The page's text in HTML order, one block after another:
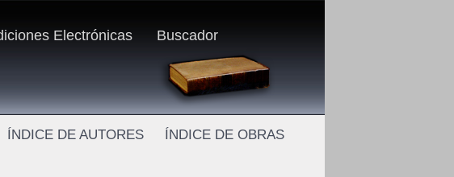
Electrónicas Buscador
ÍNDICE DE AUTORES ÍNDICE DE OBRAS